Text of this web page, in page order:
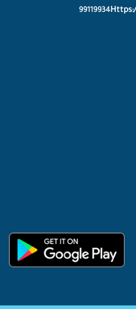
99119934